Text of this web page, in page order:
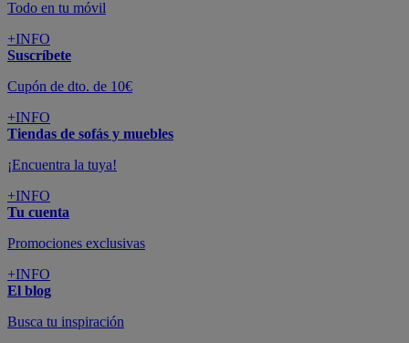
Todo en tu móvil
+INFO
Suscríbete
Cupón de dto. de 10€
+INFO
Tiendas de sofás y muebles
¡Encuentra la tuya!
+INFO
Tu cuenta
Promociones exclusivas
+INFO
El blog
Busca tu inspiración